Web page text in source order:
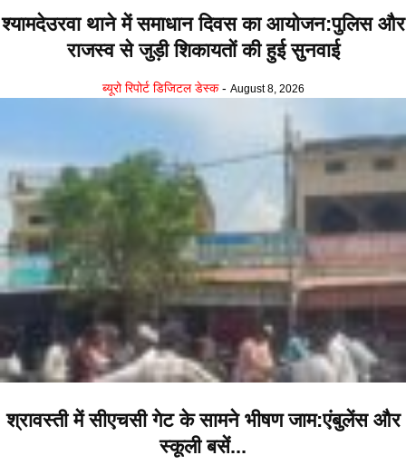
श्यामदेउरवा थाने में समाधान दिवस का आयोजन:पुलिस और
राजस्व से जुड़ी शिकायतों की हुई सुनवाई
ब्यूरो रिपोर्ट डिजिटल डेस्क - August 8, 2026
श्रावस्ती में सीएचसी गेट के सामने भीषण जाम:एंबुलेंस और
स्कूली बसें...